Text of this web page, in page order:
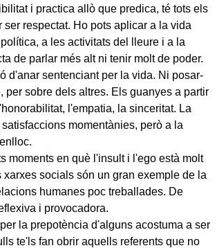
i practica allò que predica, té tots els
ser respectat. Ho pots aplicar a la vida
a les activitats del lleure i a la
de parlar més alt ni tenir molt de poder.
d'anar sentenciant per la vida. Ni posar-
per sobre dels altres. Els guanyes a partir
l'empatia, la sinceritat. La
momentànies, però a la
moments en què l'insult i l'ego està molt
xarxes socials són un gran exemple de la
humanes poc treballades. De
i provocadora.
la prepotència d'alguns acostuma a ser
te'ls fan obrir aquells referents que no